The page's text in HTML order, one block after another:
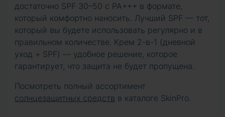
достаточно SPF 30–50 с PA+++ в формате,
который комфортно наносить. Лучший SPF — тот,
который вы будете использовать регулярно и в
правильном количестве. Крем 2-в-1 (дневной
уход + SPF) — удобное решение, которое
гарантирует, что защита не будет пропущена.
Посмотреть полный ассортимент
солнцезащитных средств в каталоге SkinPro.